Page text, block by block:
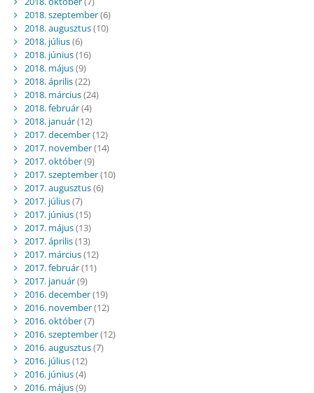
2018. szeptember(6)
2018. augusztus(10)
2018. július(6)
2018. június(16)
2018. május(9)
2018. április(22)
2018. március(24)
2018. február(4)
2018. január(12)
2017. december(12)
2017. november(14)
2017. október(9)
2017. szeptember(10)
2017. augusztus(6)
2017. július(7)
2017. június(15)
2017. május(13)
2017. április(13)
2017. március(12)
2017. február(11)
2017. január(9)
2016. december(19)
2016. november(12)
2016. október(7)
2016. szeptember(12)
2016. augusztus(7)
2016. július(12)
2016. június(4)
2016. május(9)